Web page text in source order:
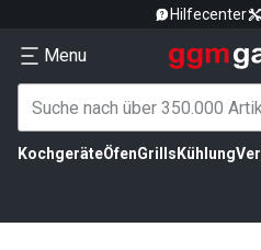
Hilfecenter
Menu
KochgeräteÖfenGrills Kühlung